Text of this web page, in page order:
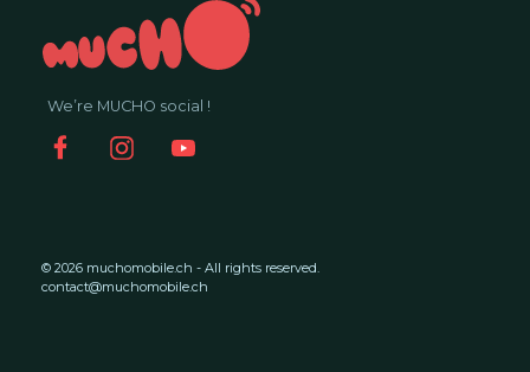
We’re MUCHO social !
© 2026 muchomobile.ch - All rights reserved.
contact@muchomobile.ch